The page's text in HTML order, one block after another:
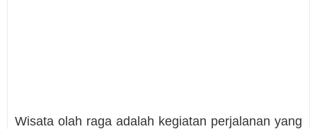
Wisata olah raga adalah kegiatan perjalanan yang